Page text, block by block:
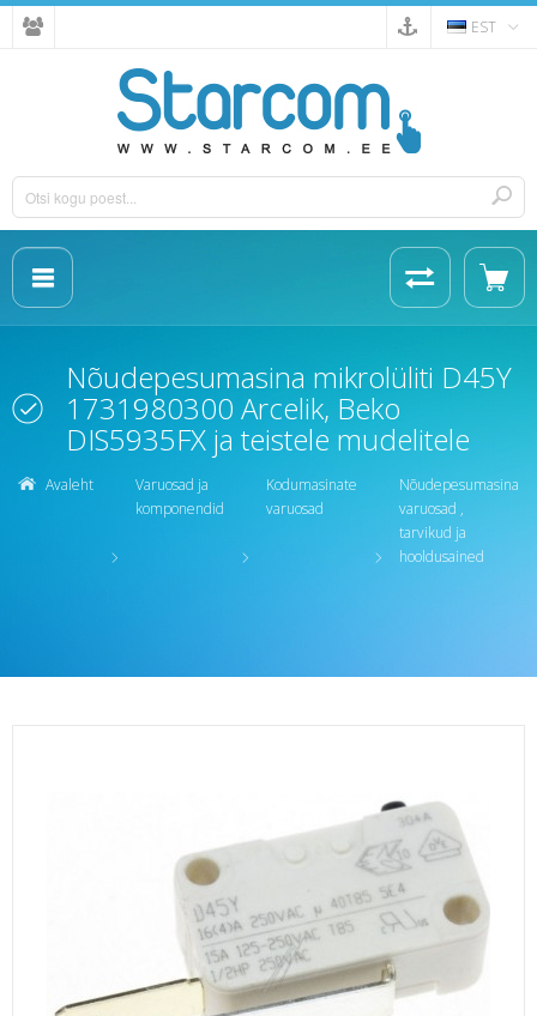
EST
Nõudepesumasina mikrolüliti D45Y
1731980300 Arcelik, Beko
DIS5935FX ja teistele mudelitele
Avaleht
Varuosad ja
komponendid
Kodumasinate
varuosad
Nõudepesumasina
varuosad ,
tarvikud ja
hooldusained